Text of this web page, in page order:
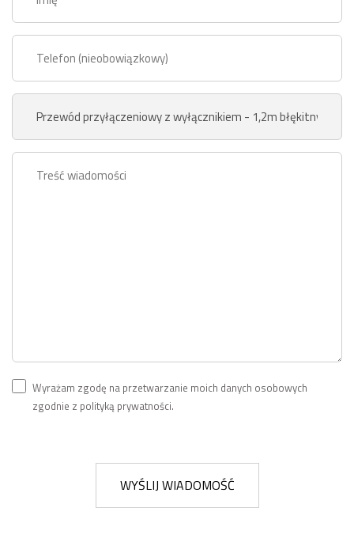
Wyrażam zgodę na przetwarzanie moich danych osobowych
zgodnie z polityką prywatności.
WYŚLIJ WIADOMOŚĆ